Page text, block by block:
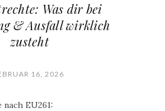
Was dir bei
& Ausfall wirklich
zusteht
16, 2026
EU261: